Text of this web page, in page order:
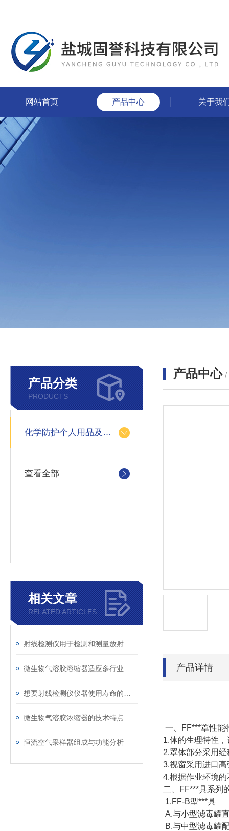
网站首页 产品中心 关于我
产品分类
PRODUCTS
化学防护个人用品及设备
查看全部
相关文章
RELATED ARTICLES
恒流空气采样器组成与功能分析
产品中心 /
产品详情
一、FF***罩性能
1.体的生理特性
2.罩体部分采用
3.视窗采用进口
4.根据作业环境
二、FF***具系列
1.FF-B型***
A.与小型滤毒罐
B.与中型滤毒罐